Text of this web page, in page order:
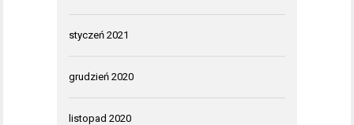
styczeń 2021
grudzień 2020
listopad 2020